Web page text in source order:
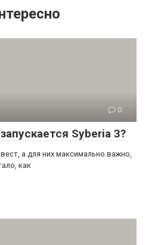
0
Syberia 3?
а для них максимально важно,
как